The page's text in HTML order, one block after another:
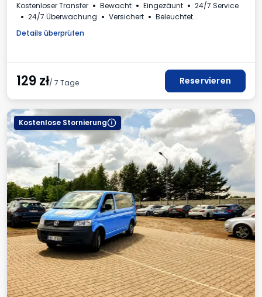
Kostenloser Transfer Bewacht Eingezäunt
24/7 Service
24/7 Überwachung
Versichert
Beleuchtet
Plätze für Busse
Details überprüfen
129zł/ 7 Tage Reservieren
Kostenlose Stornierung